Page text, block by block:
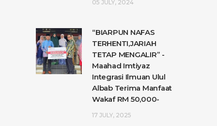
05 JULY, 2024
“BIARPUN NAFAS
TERHENTI,JARIAH
TETAP MENGALIR” -
Maahad Imtiyaz
Integrasi Ilmuan Ulul
Albab Terima Manfaat
Wakaf RM 50,000-
17 JULY, 2025